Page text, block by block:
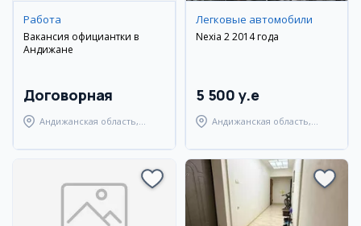
Работа
Вакансия официантки в
Андижане
Договорная
Андижанская область,
Легковые автомобили
Nexia 2 2014 года
5 500 y.e
Андижанская область,